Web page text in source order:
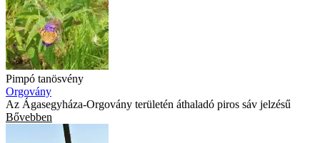
Pimpó tanösvény
Orgovány
Az Ágasegyháza-Orgovány területén áthaladó piros sáv jelzésű
Bővebben